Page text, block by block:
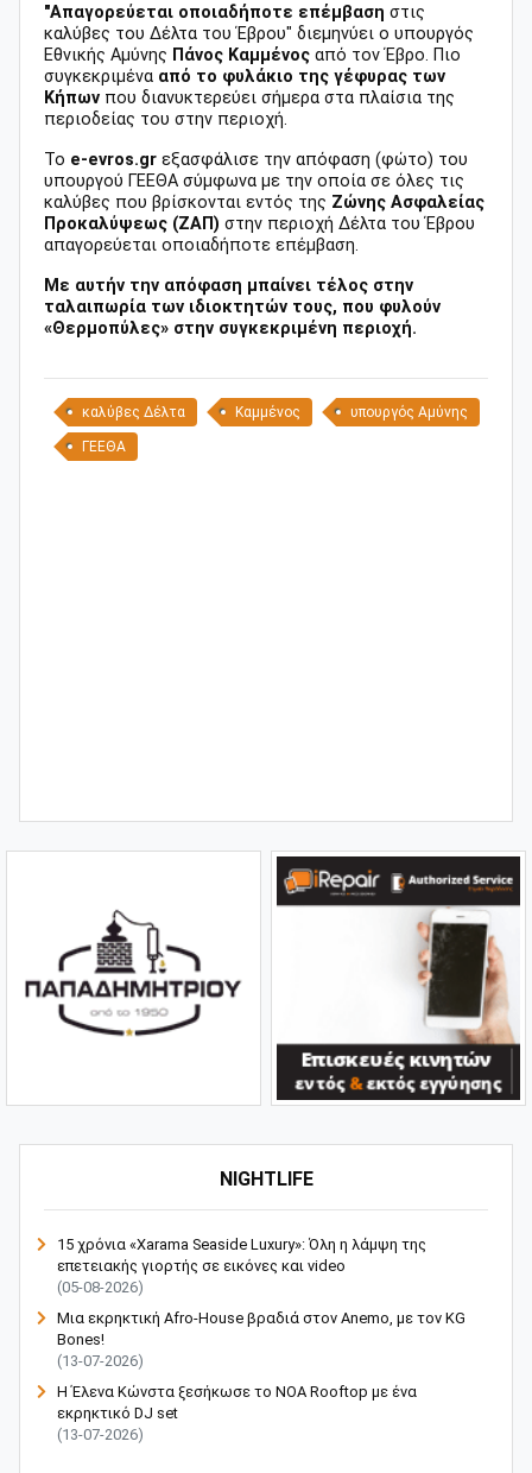
NIGHTLIFE
15 χρόνια «Xarama Seaside Luxury»: Όλη η λάμψη της
επετειακής γιορτής σε εικόνες και video
(05-08-2026)
Μια εκρηκτική Afro-House βραδιά στον Anemo, με τον KG
Bones!
(13-07-2026)
Η Έλενα Κώνστα ξεσήκωσε το NOA Rooftop με ένα
εκρηκτικό DJ set
(13-07-2026)
"Απαγορεύεται οποιαδήποτε επέμβαση στις
καλύβες του Δέλτα του Έβρου" διεμηνύει ο υπουργός
Εθνικής Αμύνης Πάνος Καμμένος από τον Έβρο. Πιο
συγκεκριμένα από το φυλάκιο της γέφυρας των
Κήπων που διανυκτερεύει σήμερα στα πλαίσια της
περιοδείας του στην περιοχή.
To e-evros.gr εξασφάλισε την απόφαση (φώτο) του
υπουργού ΓΕΕΘΑ σύμφωνα με την οποία σε όλες τις
καλύβες που βρίσκονται εντός της Ζώνης Ασφαλείας
Προκαλύψεως (ΖΑΠ) στην περιοχή Δέλτα του Έβρου
απαγορεύεται οποιαδήποτε επέμβαση.
Με αυτήν την απόφαση μπαίνει τέλος στην
ταλαιπωρία των ιδιοκτητών τους, που φυλούν
«Θερμοπύλες» στην συγκεκριμένη περιοχή.
καλύβες Δέλτα Καμμένος υπουργός Αμύνης
ΓΕΕΘΑ